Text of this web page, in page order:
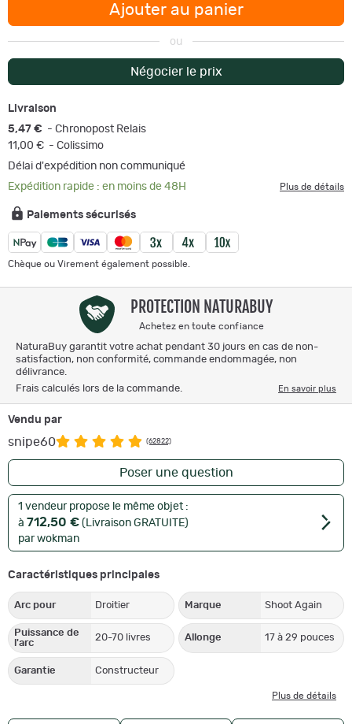
Ajouter au panier
ou
Négocier le prix
Livraison
5,47 € - Chronopost Relais
11,00 € - Colissimo
Délai d'expédition non communiqué
Expédition rapide : en moins de 48H
Plus de détails
Paiements sécurisés
Chèque ou Virement également possible.
PROTECTION NATURABUY
Achetez en toute confiance
NaturaBuy garantit votre achat pendant 30 jours en cas de non-
satisfaction, non conformité, commande endommagée, non
délivrance.
Frais calculés lors de la commande.
En savoir plus
Vendu par
snipe60 (62822)
Poser une question
1 vendeur propose le même objet :
à 712,50 € (Livraison GRATUITE)
par wokman
Caractéristiques principales
Arc pour Droitier Marque Shoot Again
Puissance de
l'arc
20-70 livres Allonge 17 à 29 pouces
Garantie Constructeur
Plus de détails